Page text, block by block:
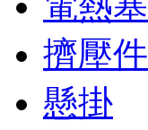
擠壓件
懸掛